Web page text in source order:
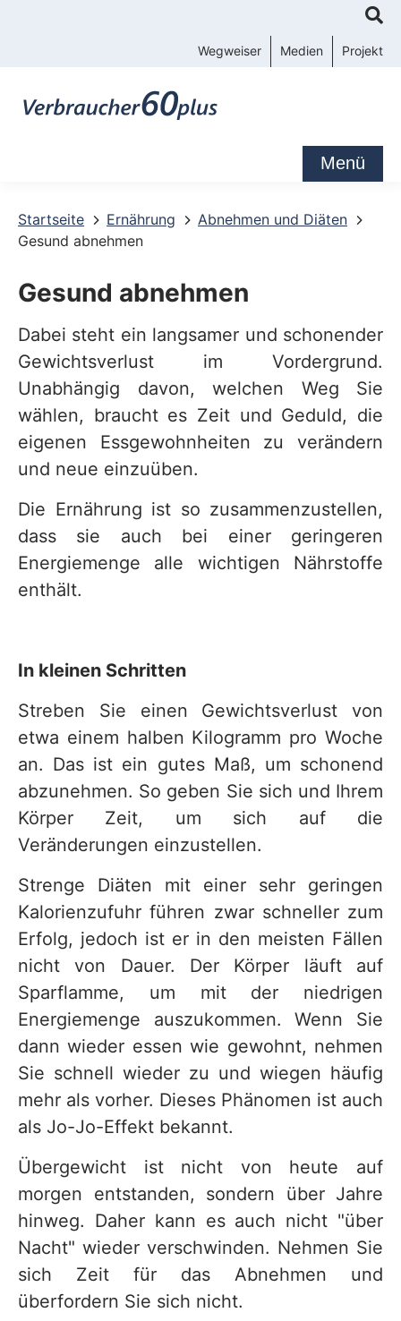
Wegweiser Medien Projekt
Menü
Startseite Ernährung
Abnehmen und Diäten
Gesund abnehmen
Gesund abnehmen
Dabei steht ein langsamer und schonender
Gewichtsverlust im Vordergrund.
Unabhängig davon, welchen Weg Sie
wählen, braucht es Zeit und Geduld, die
eigenen Essgewohnheiten zu verändern
und neue einzuüben.
Die Ernährung ist so zusammenzustellen,
dass sie auch bei einer geringeren
Energiemenge alle wichtigen Nährstoffe
enthält.
In kleinen Schritten
Streben Sie einen Gewichtsverlust von
etwa einem halben Kilogramm pro Woche
an. Das ist ein gutes Maß, um schonend
abzunehmen. So geben Sie sich und Ihrem
Körper Zeit, um sich auf die
Veränderungen einzustellen.
Strenge Diäten mit einer sehr geringen
Kalorienzufuhr führen zwar schneller zum
Erfolg, jedoch ist er in den meisten Fällen
nicht von Dauer. Der Körper läuft auf
Sparflamme, um mit der niedrigen
Energiemenge auszukommen. Wenn Sie
dann wieder essen wie gewohnt, nehmen
Sie schnell wieder zu und wiegen häufig
mehr als vorher. Dieses Phänomen ist auch
als Jo-Jo-Effekt bekannt.
Übergewicht ist nicht von heute auf
morgen entstanden, sondern über Jahre
hinweg. Daher kann es auch nicht "über
Nacht" wieder verschwinden. Nehmen Sie
sich Zeit für das Abnehmen und
überfordern Sie sich nicht.